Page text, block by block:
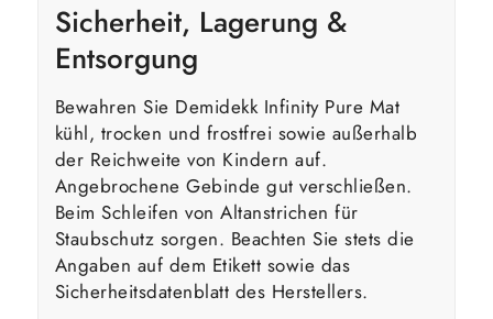
Sicherheit, Lagerung &
Entsorgung
Bewahren Sie Demidekk Infinity Pure Mat
kühl, trocken und frostfrei sowie außerhalb
der Reichweite von Kindern auf.
Angebrochene Gebinde gut verschließen.
Beim Schleifen von Altanstrichen für
Staubschutz sorgen. Beachten Sie stets die
Angaben auf dem Etikett sowie das
Sicherheitsdatenblatt des Herstellers.